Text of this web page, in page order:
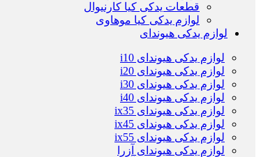
قطعات یدکی کیا کارنیوال
لوازم یدکی کیا موهاوی
لوازم یدکی هیوندای
لوازم یدکی هیوندای i10
لوازم یدکی هیوندای i20
لوازم یدکی هیوندای i30
لوازم یدکی هیوندای i40
لوازم یدکی هیوندای ix35
لوازم یدکی هیوندای ix45
لوازم یدکی هیوندای ix55
لوازم یدکی هیوندای آزرا